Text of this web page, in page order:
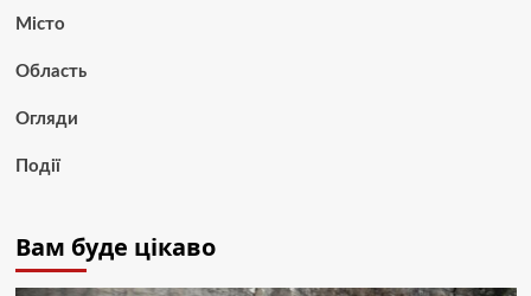
Місто
Область
Огляди
Події
Вам буде цікаво